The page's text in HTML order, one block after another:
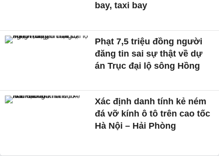
bay, taxi bay
Phạt 7,5 triệu đồng người
đăng tin sai sự thật về dự
án Trục đại lộ sông Hồng
Xác định danh tính kẻ ném
đá vỡ kính ô tô trên cao tốc
Hà Nội – Hải Phòng